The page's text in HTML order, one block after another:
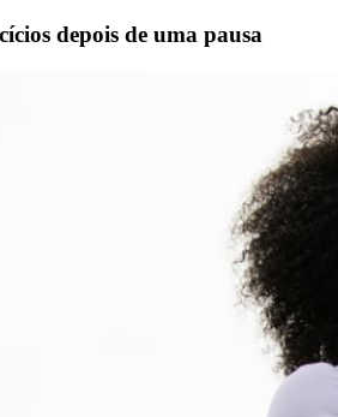
depois de uma pausa